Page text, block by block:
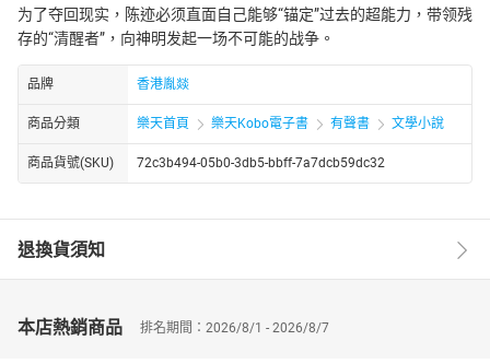
为了夺回现实，陈迹必须直面自己能够“锚定”过去的超能力，带领残
存的“清醒者”，向神明发起一场不可能的战争。
品牌 香港胤燚
商品分類 樂天首頁 樂天Kobo電子書 有聲書 文學小說
商品貨號(SKU) 72c3b494-05b0-3db5-bbff-7a7dcb59dc32
退換貨須知
本店熱銷商品 排名期間：2026/8/1 - 2026/8/7